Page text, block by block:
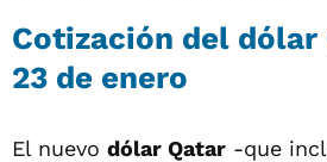
Cotización del dólar
23 de enero
El nuevo dólar Qatar -que